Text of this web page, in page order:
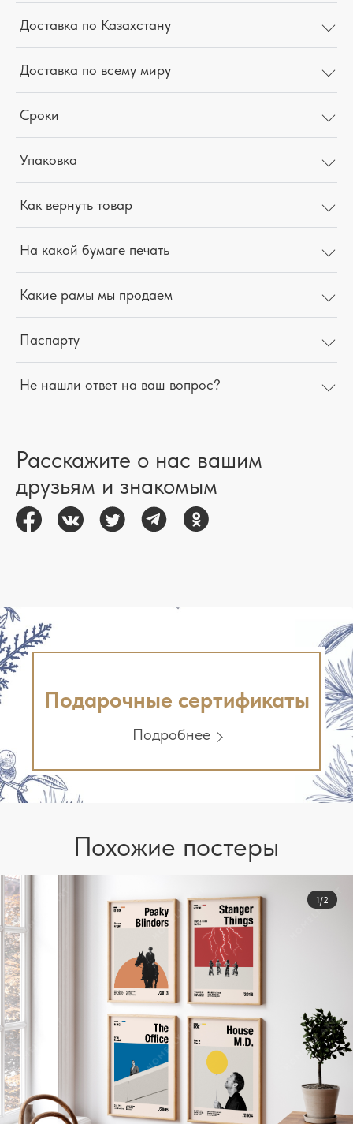
Доставка по Казахстану
Доставка по всему миру
Сроки
Упаковка
Как вернуть товар
На какой бумаге печать
Какие рамы мы продаем
Паспарту
Не нашли ответ на ваш вопрос?
Расскажите о нас вашим
друзьям и знакомым
Подарочные сертификаты
Подробнее
Похожие постеры
1/2